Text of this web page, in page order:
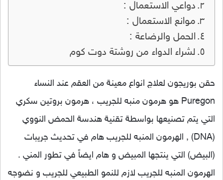
دواعي الاستعمال :
موانع الاستعمال :
الحمل والرضاعة :
لشراء الدواء من روشتة دوت كوم
حقن بوريجون لعلاج انواع معينة من العقم عند النساء
Puregon هو هرمون منبه للجريب ، هرمون بروتين سكري
التي يتم تصنيعها بواسطة تقنية هندسة الحمض النووي
(DNA) , الهرمون المنبه للجريب هام في تحديث جريبات
(البيض) التي ينتجها المبيض و هام ايضاً في تطور المني .
الهرمون المنبه للجريب لازم للنمو الطبيعي للجريب و نضوجه